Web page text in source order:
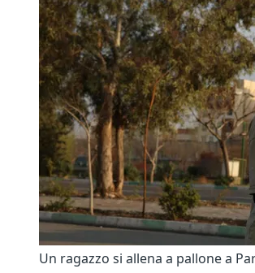
Un ragazzo si allena a pallone a